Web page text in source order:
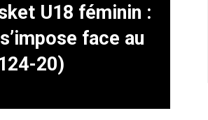
U18 féminin :
face au
20)